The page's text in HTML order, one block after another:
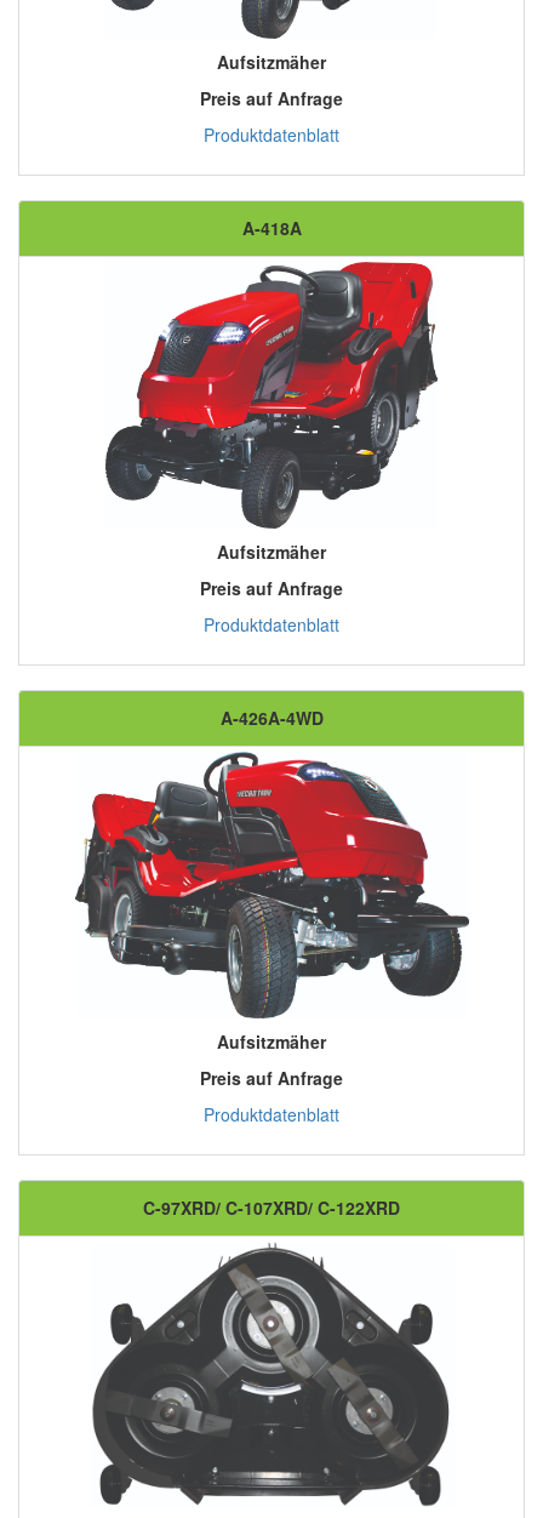
Aufsitzmäher
Preis auf Anfrage
Produktdatenblatt
A-418A
Aufsitzmäher
Preis auf Anfrage
Produktdatenblatt
A-426A-4WD
Aufsitzmäher
Preis auf Anfrage
Produktdatenblatt
C-97XRD/ C-107XRD/ C-122XRD